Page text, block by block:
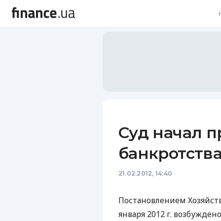
Суд начал
21.02.2012, 14:40
Постановлением
января 2012 г.